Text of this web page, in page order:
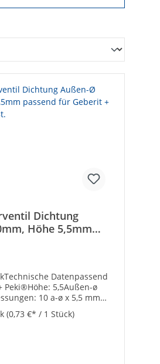
Dichtung
Höhe 5,5mm
Datenpassend
5,5Außen-ø
10 a-ø x 5,5 mm
(0,73 €* / 1 Stück)